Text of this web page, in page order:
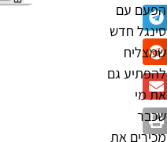
הפעם עם
סינגל חדש
שמצליח
להפתיע גם
את מי
שכבר
מכירים את